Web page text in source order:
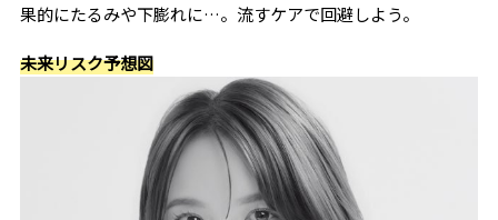
果的にたるみや下膨れに…。流すケアで回避しよう。
未来リスク予想図